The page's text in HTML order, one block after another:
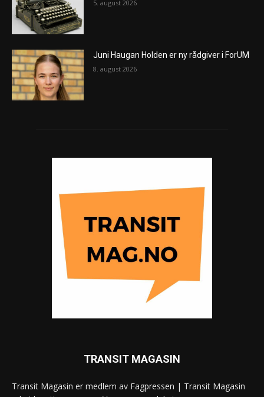
5. august 2026
Juni Haugan Holden er ny rådgiver i ForUM
8. august 2026
TRANSIT MAGASIN
Transit Magasin er medlem av Fagpressen | Transit Magasin